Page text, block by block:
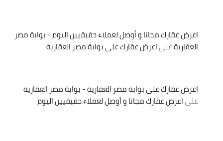
اعرض عقارك مجانا و أوصل لعملاء حقيقيين اليوم - بوابة مصر
العقاريةعلىاعرض عقارك على بوابة مصر العقارية
اعرض عقارك على بوابة مصر العقارية - بوابة مصر العقارية
علىاعرض عقارك مجانا و أوصل لعملاء حقيقيين اليوم